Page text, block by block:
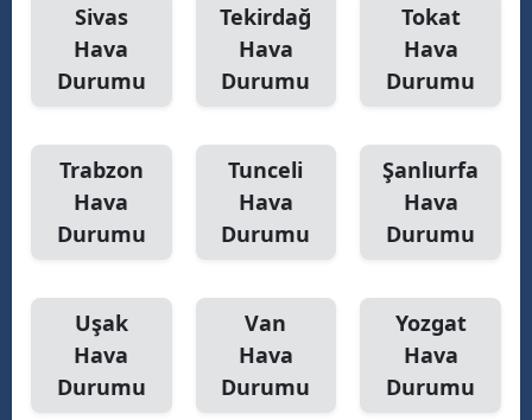
Sivas
Hava
Durumu
Tekirdağ
Hava
Durumu
Tokat
Hava
Durumu
Trabzon
Hava
Durumu
Tunceli
Hava
Durumu
Şanlıurfa
Hava
Durumu
Uşak
Hava
Durumu
Van
Hava
Durumu
Yozgat
Hava
Durumu